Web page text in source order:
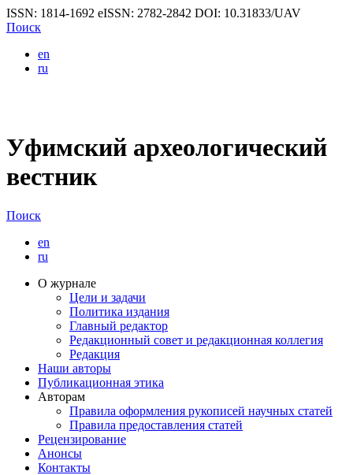
ISSN: 1814-1692 eISSN: 2782-2842 DOI: 10.31833/UAV
Поиск
en
ru
Уфимский археологический
вестник
Поиск
en
ru
О журнале
Цели и задачи
Политика издания
Главный редактор
Редакционный совет и редакционная коллегия
Редакция
Наши авторы
Публикационная этика
Авторам
Правила оформления рукописей научных статей
Правила предоставления статей
Рецензирование
Анонсы
Контакты